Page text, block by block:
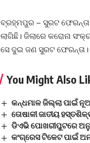
ବ୍ରହ୍ମପୁର – ସୁରଟ
ଲାଗିଛି। ଜିଲାରେ କରୋନା
ସେ ଦୁଇ ଜଣ ସୁରଟ
You Might Also
କନ୍ଧମାଳ ଜିଲ୍ଲା ପାଇଁ
ତୋଷାଳୀ ଜାତୀୟ
ଡିଏଭି ପୋଖରୀପୁଟରେ
କଂଗ୍ରେସ ଟିକେଟ ପାଇଁ